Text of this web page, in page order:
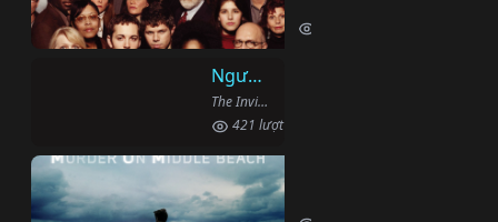
Người Phi Công Vô Hình
The Invisible Pilot (2022)
421 lượt xem